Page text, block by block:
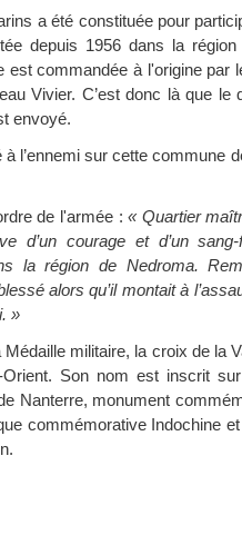
a été constituée pour
depuis 1956 dans la
est commandée à l'origine par
Vivier. C’est donc là que le
envoyé.
l’ennemi sur cette commune
de l'armée :« Quartier
d’un courage et d’un
la région de Nedroma.
alors qu’il montait à
»
militaire, la croix de la
Orient. Son nom est inscrit
Nanterre, monument
commémorative Indochine